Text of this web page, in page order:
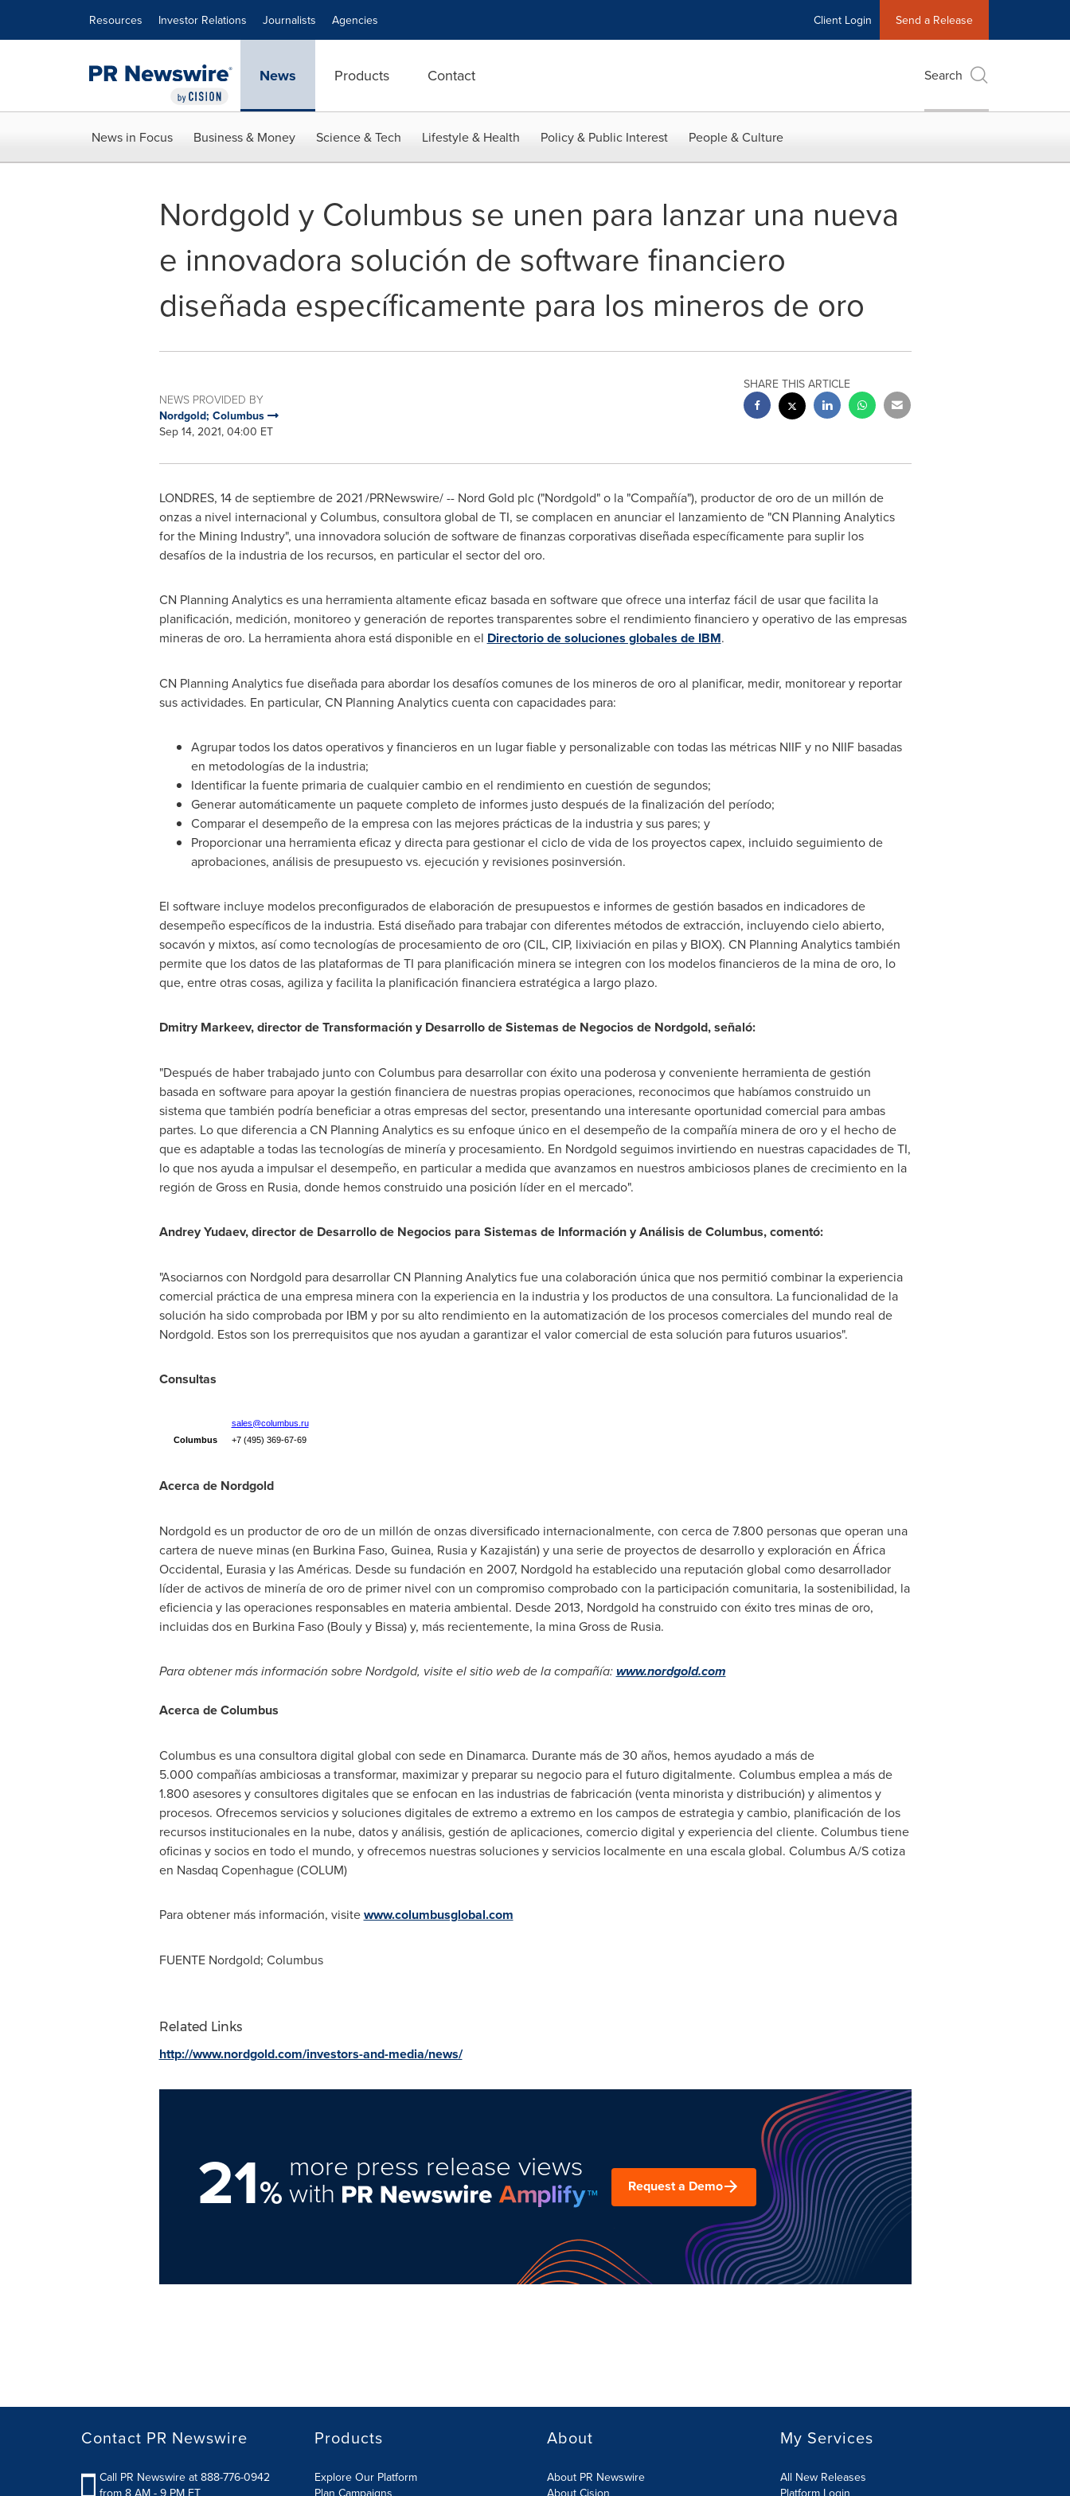
Resources Investor Relations Journalists Agencies Client Login Send a Release
News Products Contact Search
News in Focus Business & Money Science & Tech Lifestyle & Health Policy & Public Interest People & Culture
Nordgold y Columbus se unen para lanzar una nueva
e innovadora solución de software financiero
diseñada específicamente para los mineros de oro
NEWS PROVIDED BY
Nordgold; Columbus
Sep 14, 2021, 04:00 ET
SHARE THIS ARTICLE
LONDRES, 14 de septiembre de 2021 /PRNewswire/ -- Nord Gold plc ("Nordgold" o la "Compañía"), productor de oro de un millón de
onzas a nivel internacional y Columbus, consultora global de TI, se complacen en anunciar el lanzamiento de "CN Planning Analytics
for the Mining Industry", una innovadora solución de software de finanzas corporativas diseñada específicamente para suplir los
desafíos de la industria de los recursos, en particular el sector del oro.
CN Planning Analytics es una herramienta altamente eficaz basada en software que ofrece una interfaz fácil de usar que facilita la
planificación, medición, monitoreo y generación de reportes transparentes sobre el rendimiento financiero y operativo de las empresas
mineras de oro. La herramienta ahora está disponible en el Directorio de soluciones globales de IBM.
CN Planning Analytics fue diseñada para abordar los desafíos comunes de los mineros de oro al planificar, medir, monitorear y reportar
sus actividades. En particular, CN Planning Analytics cuenta con capacidades para:
Agrupar todos los datos operativos y financieros en un lugar fiable y personalizable con todas las métricas NIIF y no NIIF basadas
en metodologías de la industria;
Identificar la fuente primaria de cualquier cambio en el rendimiento en cuestión de segundos;
Generar automáticamente un paquete completo de informes justo después de la finalización del período;
Comparar el desempeño de la empresa con las mejores prácticas de la industria y sus pares; y
Proporcionar una herramienta eficaz y directa para gestionar el ciclo de vida de los proyectos capex, incluido seguimiento de
aprobaciones, análisis de presupuesto vs. ejecución y revisiones posinversión.
El software incluye modelos preconfigurados de elaboración de presupuestos e informes de gestión basados en indicadores de
desempeño específicos de la industria. Está diseñado para trabajar con diferentes métodos de extracción, incluyendo cielo abierto,
socavón y mixtos, así como tecnologías de procesamiento de oro (CIL, CIP, lixiviación en pilas y BIOX). CN Planning Analytics también
permite que los datos de las plataformas de TI para planificación minera se integren con los modelos financieros de la mina de oro, lo
que, entre otras cosas, agiliza y facilita la planificación financiera estratégica a largo plazo.
Dmitry Markeev, director de Transformación y Desarrollo de Sistemas de Negocios de Nordgold, señaló:
"Después de haber trabajado junto con Columbus para desarrollar con éxito una poderosa y conveniente herramienta de gestión
basada en software para apoyar la gestión financiera de nuestras propias operaciones, reconocimos que habíamos construido un
sistema que también podría beneficiar a otras empresas del sector, presentando una interesante oportunidad comercial para ambas
partes. Lo que diferencia a CN Planning Analytics es su enfoque único en el desempeño de la compañía minera de oro y el hecho de
que es adaptable a todas las tecnologías de minería y procesamiento. En Nordgold seguimos invirtiendo en nuestras capacidades de TI,
lo que nos ayuda a impulsar el desempeño, en particular a medida que avanzamos en nuestros ambiciosos planes de crecimiento en la
región de Gross en Rusia, donde hemos construido una posición líder en el mercado".
Andrey Yudaev, director de Desarrollo de Negocios para Sistemas de Información y Análisis de Columbus, comentó:
"Asociarnos con Nordgold para desarrollar CN Planning Analytics fue una colaboración única que nos permitió combinar la experiencia
comercial práctica de una empresa minera con la experiencia en la industria y los productos de una consultora. La funcionalidad de la
solución ha sido comprobada por IBM y por su alto rendimiento en la automatización de los procesos comerciales del mundo real de
Nordgold. Estos son los prerrequisitos que nos ayudan a garantizar el valor comercial de esta solución para futuros usuarios".
Consultas
Columbus
sales@columbus.ru
+7 (495) 369-67-69
Acerca de Nordgold
Nordgold es un productor de oro de un millón de onzas diversificado internacionalmente, con cerca de 7.800 personas que operan una
cartera de nueve minas (en Burkina Faso, Guinea, Rusia y Kazajistán) y una serie de proyectos de desarrollo y exploración en África
Occidental, Eurasia y las Américas. Desde su fundación en 2007, Nordgold ha establecido una reputación global como desarrollador
líder de activos de minería de oro de primer nivel con un compromiso comprobado con la participación comunitaria, la sostenibilidad, la
eficiencia y las operaciones responsables en materia ambiental. Desde 2013, Nordgold ha construido con éxito tres minas de oro,
incluidas dos en Burkina Faso(Bouly y Bissa) y, más recientemente, la mina Gross de Rusia.
Para obtener más información sobre Nordgold, visite el sitio web de la compañía:www.nordgold.com
Acerca de Columbus
Columbus es una consultora digital global con sede en Dinamarca. Durante más de 30 años, hemos ayudado a más de
5.000 compañías ambiciosas a transformar, maximizar y preparar su negocio para el futuro digitalmente. Columbus emplea a más de
1.800 asesores y consultores digitales que se enfocan en las industrias de fabricación (venta minorista y distribución) y alimentos y
procesos. Ofrecemos servicios y soluciones digitales de extremo a extremo en los campos de estrategia y cambio, planificación de los
recursos institucionales en la nube, datos y análisis, gestión de aplicaciones, comercio digital y experiencia del cliente. Columbus tiene
oficinas y socios en todo el mundo, y ofrecemos nuestras soluciones y servicios localmente en una escala global. Columbus A/S cotiza
en Nasdaq Copenhague (COLUM)
Para obtener más información, visitewww.columbusglobal.com
FUENTE Nordgold; Columbus
Related Links
http://www.nordgold.com/investors-and-media/news/
21%
more press release views
with Request a Demo
Contact PR Newswire
Call PR Newswire at 888-776-0942
from 8 AM - 9 PM ET
Products
Explore Our Platform
Plan Campaigns
About
About PR Newswire
About Cision
My Services
All New Releases
Platform Login